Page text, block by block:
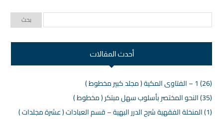
أحدث المقالات
(26) 1 – الفتاوى المكية ( مجلد كبير مخطوط )
(35) النحو المختصر بأسلوب سهل مبتكر ( مخطوط )
(1) المنخلة الفقهية شرح الدرر البهية – قسم العبادات ( عشرة مجلدات )